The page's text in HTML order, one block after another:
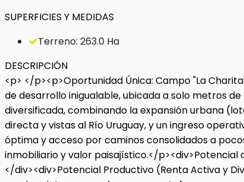
SUPERFICIES Y MEDIDAS
Terreno: 263.0 Ha
DESCRIPCIÓN
<p> </p><p>Oportunidad Única: Campo "La
de desarrollo inigualable, ubicada a solo metros
diversificada, combinando la expansión urbana
directa y vistas al Río Uruguay, y un ingreso
óptima y acceso por caminos consolidados a
inmobiliario y valor paisajístico.</
</div><div>Potencial Productivo (Renta Activa y